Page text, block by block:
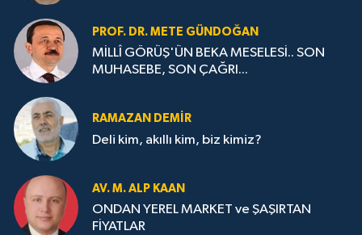
PROF. DR. METE GÜNDOĞAN
MİLLÎ GÖRÜŞ'ÜN BEKA MESELESİ.. SON
MUHASEBE, SON ÇAĞRI...
RAMAZAN DEMİR
Deli kim, akıllı kim, biz kimiz?
AV. M. ALP KAAN
ONDAN YEREL MARKET ve ŞAŞIRTAN
FİYATLAR